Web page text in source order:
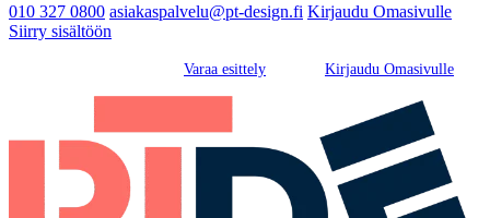
010 327 0800 asiakaspalvelu@pt-design.fi Kirjaudu Omasivulle
Siirry sisältöön
Varaa esittely Kirjaudu Omasivulle